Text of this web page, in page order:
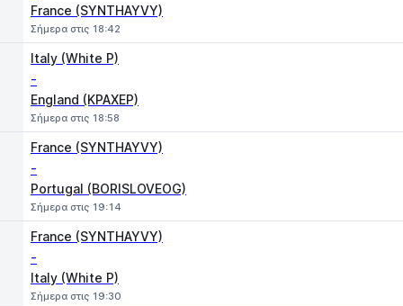
France (SYNTHAYVY)
Σήμερα στις 18:42
Italy (White P)
-
England (KPAXEP)
Σήμερα στις 18:58
France (SYNTHAYVY)
-
Portugal (BORISLOVEOG)
Σήμερα στις 19:14
France (SYNTHAYVY)
-
Italy (White P)
Σήμερα στις 19:30